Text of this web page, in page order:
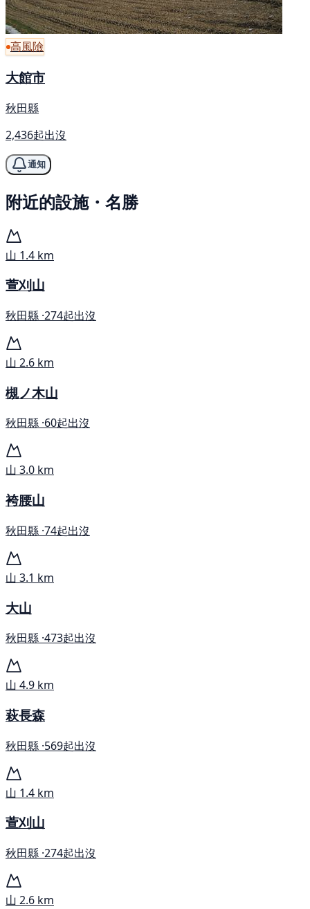
高風險
大館市
秋田縣
2,436起出沒
通知
附近的設施・名勝
山 1.4 km
萱刈山
秋田縣 ·274起出沒
山 2.6 km
槻ノ木山
秋田縣 ·60起出沒
山 3.0 km
袴腰山
秋田縣 ·74起出沒
山 3.1 km
大山
秋田縣 ·473起出沒
山 4.9 km
萩長森
秋田縣 ·569起出沒
山 1.4 km
萱刈山
秋田縣 ·274起出沒
山 2.6 km